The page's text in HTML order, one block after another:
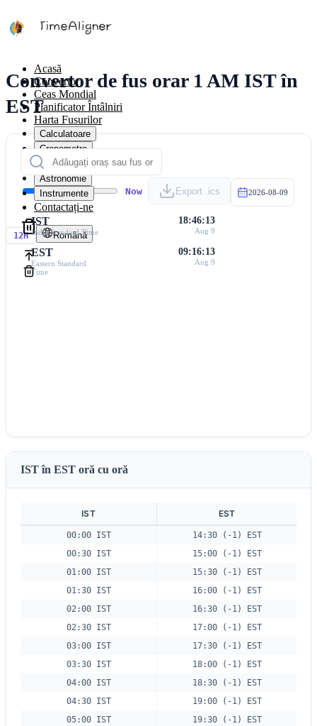
Acasă
Convertor
Ceas Mondial
Planificator Întâlniri
Harta Fusurilor
Calculatoare
Cronometre
Calendar
Astronomie
Instrumente
Contactați-ne
12H Română
Convertor de fus orar 1 AM IST în
EST
Now Export .ics 2026-08-09
IST
India Standard Time
18:46:13
Aug 9
EST
Eastern Standard
Time
09:16:13
Aug 9
IST în EST oră cu oră
IST EST
00:00 IST
14:30 (-1) EST
00:30 IST
15:00 (-1) EST
01:00 IST
15:30 (-1) EST
01:30 IST
16:00 (-1) EST
02:00 IST
16:30 (-1) EST
02:30 IST
17:00 (-1) EST
03:00 IST
17:30 (-1) EST
03:30 IST
18:00 (-1) EST
04:00 IST
18:30 (-1) EST
04:30 IST
19:00 (-1) EST
05:00 IST
19:30 (-1) EST